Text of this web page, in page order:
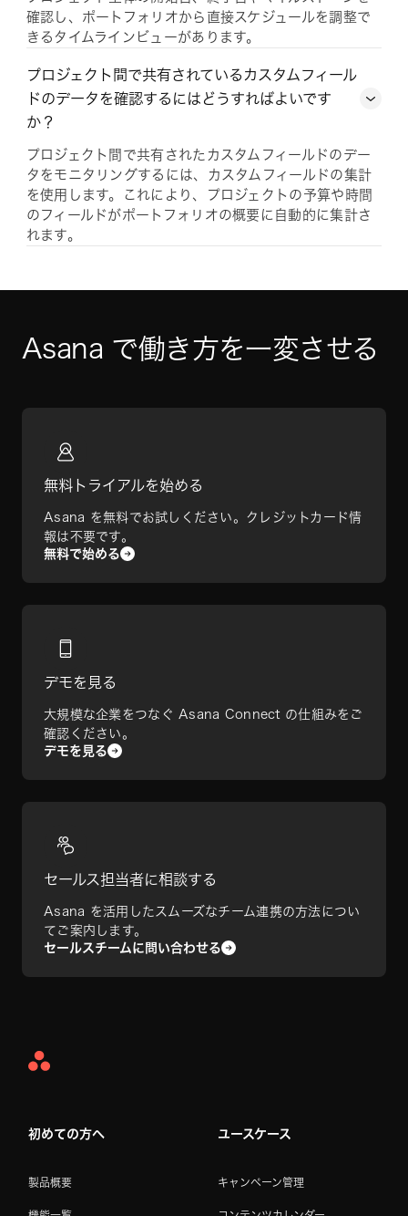
確認し、ポートフォリオから直接スケジュールを調整で
きるタイムラインビューがあります。
プロジェクト間で共有されているカスタムフィール
ドのデータを確認するにはどうすればよいです
か？
プロジェクト間で共有されたカスタムフィールドのデー
タをモニタリングするには、カスタムフィールドの集計
を使用します。これにより、プロジェクトの予算や時間
のフィールドがポートフォリオの概要に自動的に集計さ
れます。
Asana で働き方を一変させる
無料トライアルを始める
Asana を無料でお試しください。クレジットカード情
報は不要です。
無料で始める
デモを見る
大規模な企業をつなぐ Asana Connect の仕組みをご
確認ください。
デモを見る
セールス担当者に相談する
Asana を活用したスムーズなチーム連携の方法につい
てご案内します。
セールスチームに問い合わせる
Asana
初めての方へ
製品概要
ユースケース
キャンペーン管理